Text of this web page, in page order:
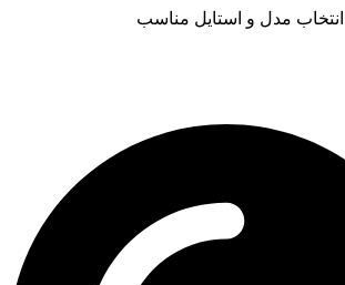
مدل و استایل مناسب